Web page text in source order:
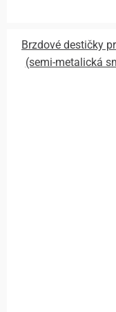
Brzdové destičky
(semi-metalická